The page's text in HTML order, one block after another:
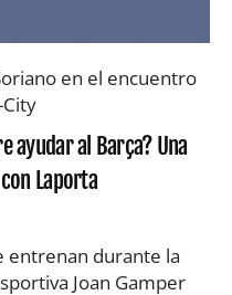
ayudar al Barça? Una
Laporta